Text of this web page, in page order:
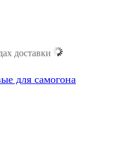
доставки
для самогона